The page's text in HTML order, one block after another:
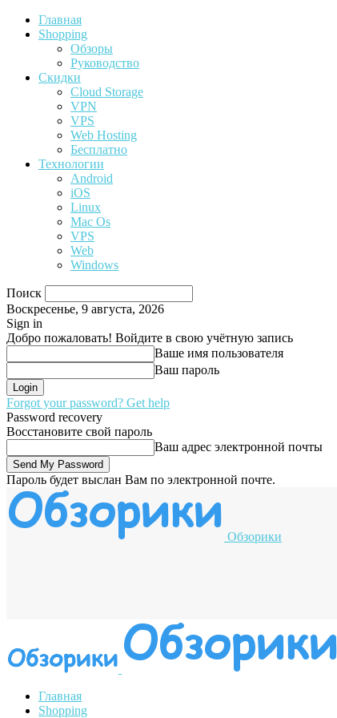
Главная
Shopping
Обзоры
Руководство
Скидки
Cloud Storage
VPN
VPS
Web Hosting
Бесплатно
Технологии
Android
iOS
Linux
Mac Os
VPS
Web
Windows
Поиск
Воскресенье, 9 августа, 2026
Sign in
Добро пожаловать! Войдите в свою учётную запись
Ваше имя пользователя
Ваш пароль
Forgot your password? Get help
Password recovery
Восстановите свой пароль
Ваш адрес электронной почты
Пароль будет выслан Вам по электронной почте.
Обзорики
Главная
Shopping